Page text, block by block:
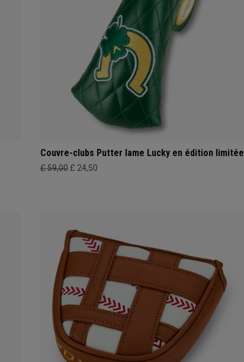
Couvre-clubs Putter lame Lucky en édition limitée
£ 59,00 £ 24,50